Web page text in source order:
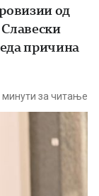
од
причина
минути за читање